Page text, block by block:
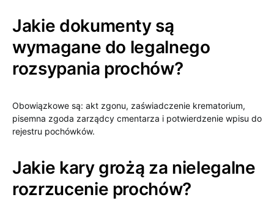
Jakie dokumenty są
wymagane do legalnego
rozsypania prochów?
Obowiązkowe są: akt zgonu, zaświadczenie krematorium,
pisemna zgoda zarządcy cmentarza i potwierdzenie wpisu do
rejestru pochówków.
Jakie kary grożą za nielegalne
rozrzucenie prochów?